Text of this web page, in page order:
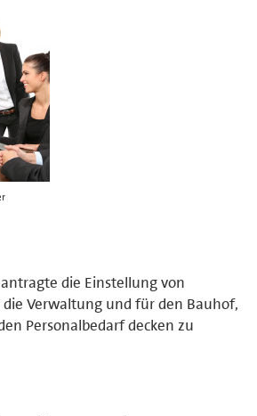
die Einstellung von
Verwaltung und für den Bauhof,
Personalbedarf decken zu